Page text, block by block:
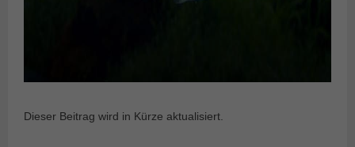
Dieser Beitrag wird in Kürze aktualisiert.